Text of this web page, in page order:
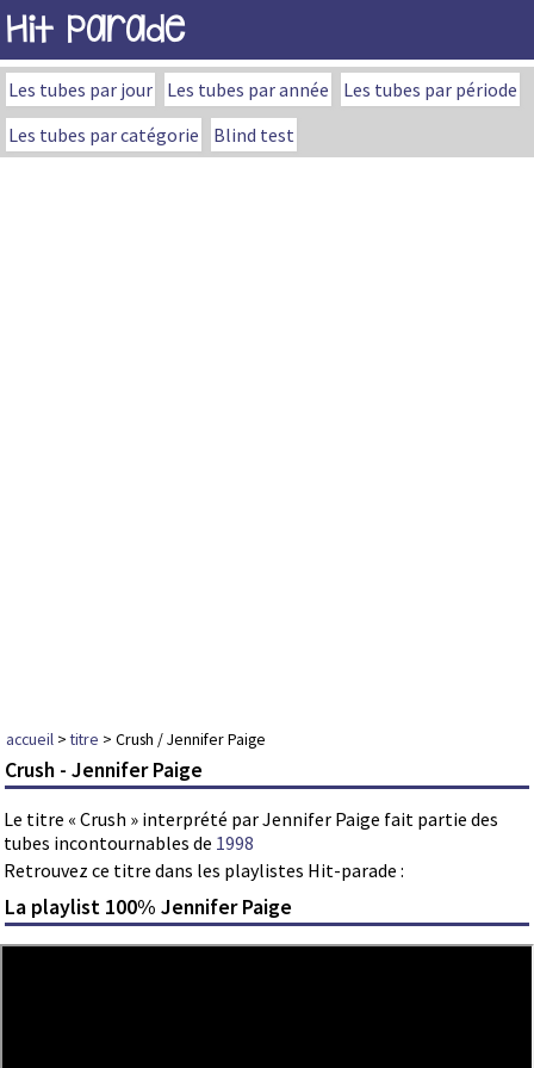
Hit Parade
Les tubes par jour Les tubes par année
Les tubes par période
Les tubes par catégorie
Blind test
accueil >titre > Crush / Jennifer Paige
Crush - Jennifer Paige
Le titre « Crush » interprété par Jennifer Paige fait partie des
tubes incontournables de 1998
Retrouvez ce titre dans les playlistes Hit-parade :
La playlist 100% Jennifer Paige